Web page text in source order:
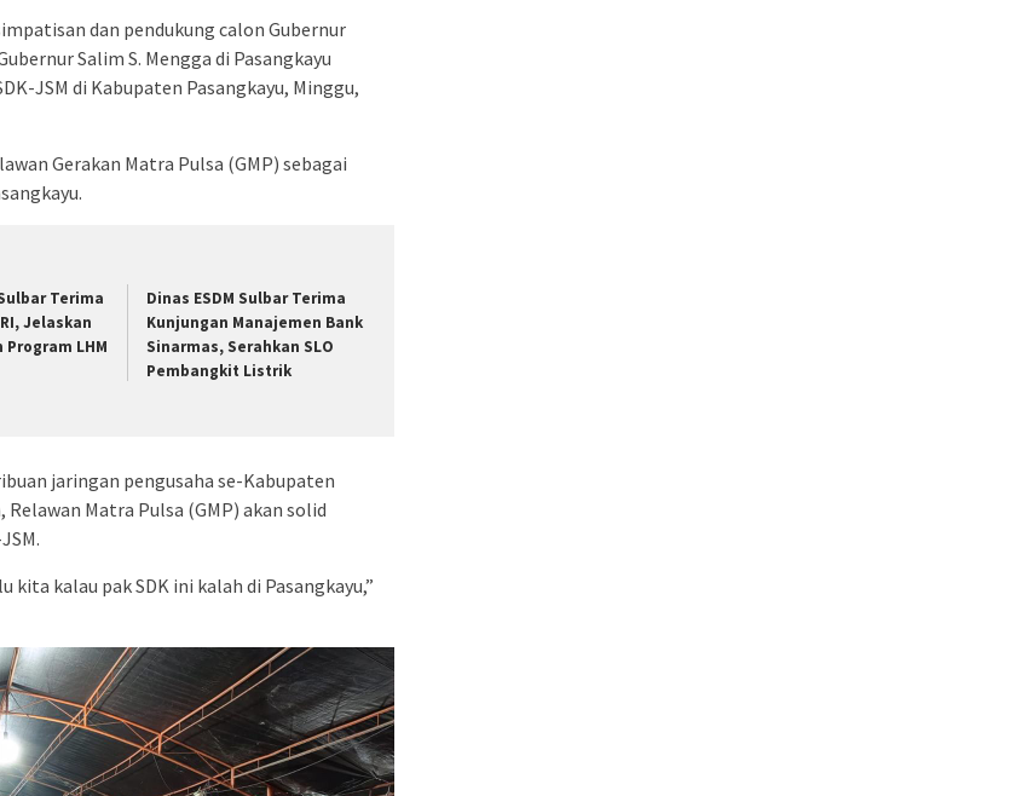
dan pendukung calon Gubernur
Salim S. Mengga di Pasangkayu
JSM di Kabupaten Pasangkayu, Minggu,
Gerakan Matra Pulsa (GMP) sebagai
Terima
Jelaskan
LHM
Dinas ESDM Sulbar Terima
Kunjungan Manajemen Bank
Sinarmas, Serahkan SLO
Pembangkit Listrik
jaringan pengusaha se-Kabupaten
Matra Pulsa (GMP) akan solid
kita kalau pak SDK ini kalah di Pasangkayu,”